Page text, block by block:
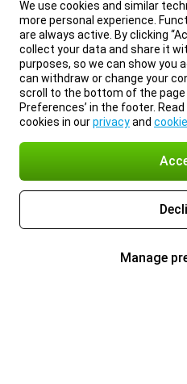
We use cookies and similar
more personal experience.
are always active. By clicking
collect your data and share it
purposes, so we can show you
can withdraw or change your
scroll to the bottom of the page
Preferences’ in the footer.
cookies in ourprivacyand
Manage